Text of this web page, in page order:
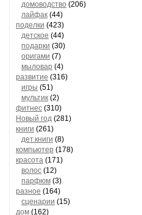
домоводство (206)
лайфак (44)
поделки (423)
детское (44)
подарки (30)
оригами (7)
мыловар (4)
развитие (316)
игры (51)
мультик (2)
фитнес (310)
Новый год (281)
книги (261)
дет.книги (8)
компьютер (178)
красота (171)
волос (12)
парфюм (3)
разное (164)
сценарии (15)
дом (162)